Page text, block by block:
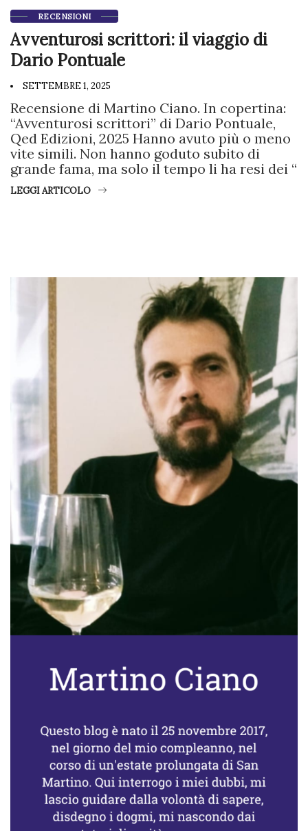
RECENSIONI
Avventurosi scrittori: il viaggio di
Dario Pontuale
SETTEMBRE 1, 2025
Recensione di Martino Ciano. In copertina:
“Avventurosi scrittori” di Dario Pontuale,
Qed Edizioni, 2025 Hanno avuto più o meno
vite simili. Non hanno goduto subito di
grande fama, ma solo il tempo li ha resi dei “
LEGGI ARTICOLO